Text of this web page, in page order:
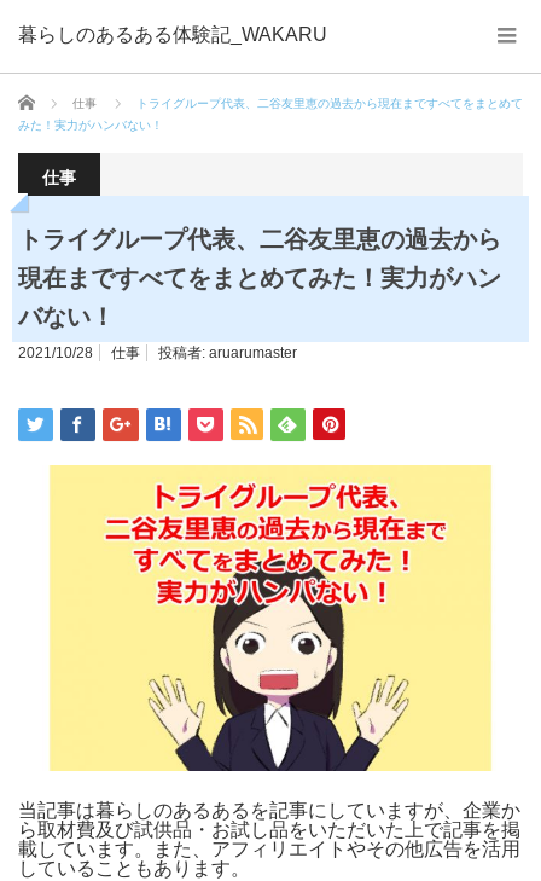
暮らしのあるある体験記_WAKARU
ホーム 仕事
トライグループ代表、二谷友里恵の過去から現在まですべてをまとめて
みた！実力がハンバない！
仕事
トライグループ代表、二谷友里恵の過去から
現在まですべてをまとめてみた！実力がハン
バない！
2021/10/28 仕事 投稿者: aruarumaster
当記事は暮らしのあるあるを記事にしていますが、企業か
ら取材費及び試供品・お試し品をいただいた上で記事を掲
載しています。また、アフィリエイトやその他広告を活用
していることもあります。